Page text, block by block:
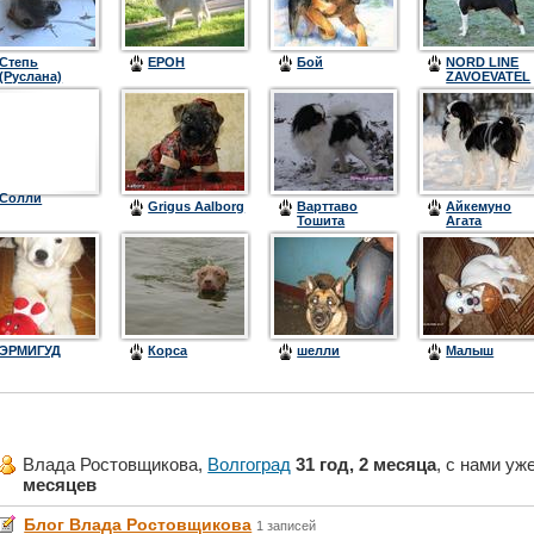
Степь
(Руслана)
ЕРОН Бой
NORD LINE
ZAVOEVATEL
Солли
Grigus Aalborg
Варттаво
Тошита
Айкемуно
Агата
ЭРМИГУД Корса шелли Малыш
Влада Ростовщикова, Волгоград 31 год, 2 месяца, с нами
месяцев
Блог Влада Ростовщикова 1 записей